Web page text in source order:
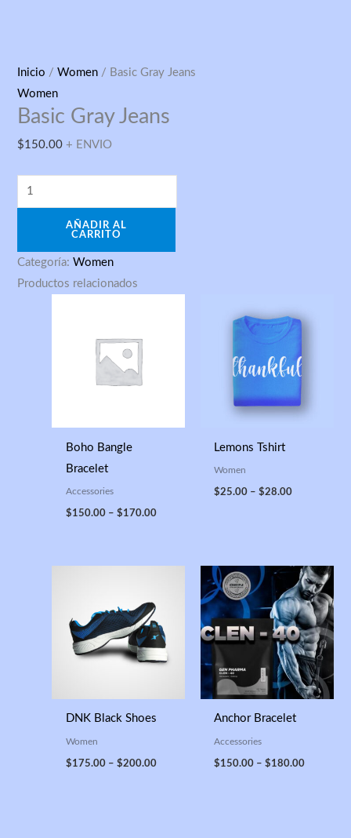
Inicio /Women / Basic Gray Jeans
Women
Basic Gray Jeans
$150.00 + ENVIO
Basic
Gray
Jeans
cantidad
AÑADIR AL
CARRITO
Categoría:Women
Productos relacionados
Boho Bangle
Bracelet
Accessories
$150.00 – $170.00
Lemons Tshirt
Women
$25.00 – $28.00
range:
$25.00
$28.00
DNK Black Shoes
Women
$175.00 – $200.00
through
$200.00
Anchor Bracelet
Accessories
$150.00 – $180.00
Price
range:
$150.00
through
$180.00